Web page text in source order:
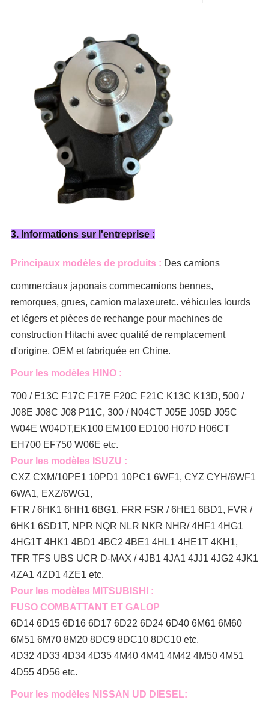
3. Informations sur l'entreprise :
Principaux modèles de produits : Des camions
commerciaux japonais commecamions bennes,
remorques, grues, camion malaxeuretc. véhicules lourds
et légers et pièces de rechange pour machines de
construction Hitachi avec qualité de remplacement
d'origine, OEM et fabriquée en Chine.
Pour les modèles HINO :
700 / E13C F17C F17E F20C F21C K13C K13D, 500 /
J08E J08C J08 P11C, 300 / N04CT J05E J05D J05C
W04E W04DT,EK100 EM100 ED100 H07D H06CT
EH700 EF750 W06E etc.
Pour les modèles ISUZU :
CXZ CXM/10PE1 10PD1 10PC1 6WF1, CYZ CYH/6WF1
6WA1, EXZ/6WG1,
FTR / 6HK1 6HH1 6BG1, FRR FSR / 6HE1 6BD1, FVR /
6HK1 6SD1T, NPR NQR NLR NKR NHR/ 4HF1 4HG1
4HG1T 4HK1 4BD1 4BC2 4BE1 4HL1 4HE1T 4KH1,
TFR TFS UBS UCR D-MAX / 4JB1 4JA1 4JJ1 4JG2 4JK1
4ZA1 4ZD1 4ZE1 etc.
Pour les modèles MITSUBISHI :
FUSO COMBATTANT ET GALOP
6D14 6D15 6D16 6D17 6D22 6D24 6D40 6M61 6M60
6M51 6M70 8M20 8DC9 8DC10 8DC10 etc.
4D32 4D33 4D34 4D35 4M40 4M41 4M42 4M50 4M51
4D55 4D56 etc.
Pour les modèles NISSAN UD DIESEL: